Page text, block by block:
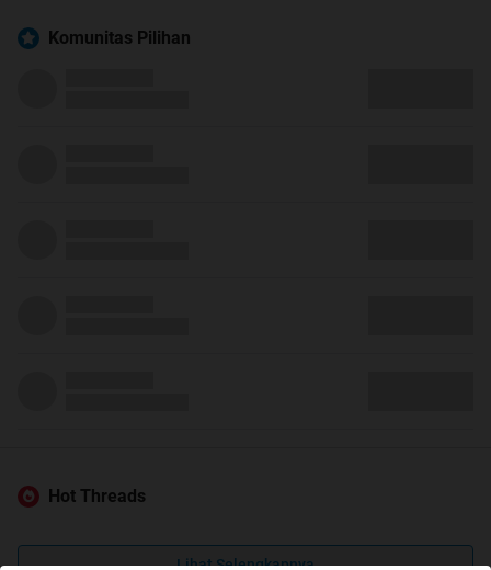
Komunitas Pilihan
Hot Threads
Lihat Selengkapnya